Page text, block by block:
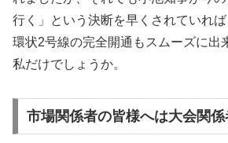
行く」という決断を早くされていれ
環状2号線の完全開通もスムーズに出
私だけでしょうか。
市場関係者の皆様へは大会関